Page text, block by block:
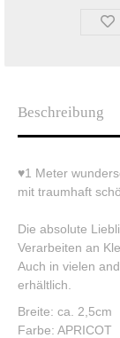
Beschreibung
♥1 Meter
mit traumhaft
Die absolute
Verarbeiten an
Auch in vielen
erhältlich.
Breite: ca. 2,5cm
Farbe: APRICOT